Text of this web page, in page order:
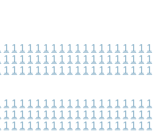
1 1 1 1 1 1 1 1 1 1 1 1 1 1 1 1 1 1 1
1 1 1 1 1 1 1 1 1 1 1 1 1 1 1 1 1 1 1
1 1 1 1 1 1 1 1 1 1 1 1 1 1 1 1 1 1 1
1 1 1 1 1 1 1 1 1 1 1 1 1 1 1 1 1 1 1
1 1 1 1 1 1 1 1 1 1 1 1 1 1 1 1 1 1 1
1 1 1 1 1 1 1 1 1 1 1 1 1 1 1 1 1 1 1